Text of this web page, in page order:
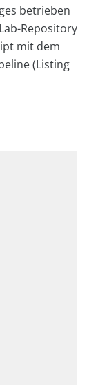
betrieben
Repository
mit dem
(Listing